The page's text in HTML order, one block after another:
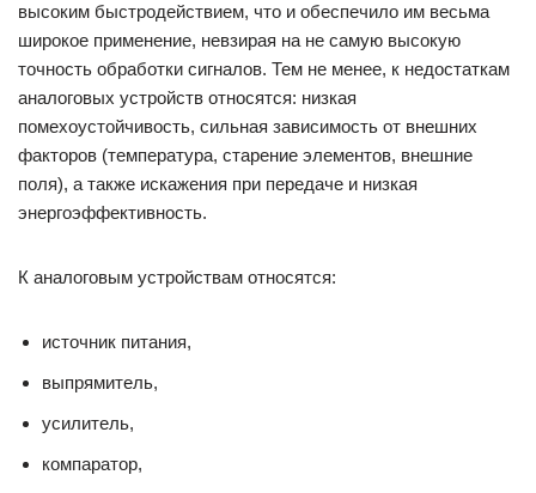
высоким быстродействием, что и обеспечило им весьма
широкое применение, невзирая на не самую высокую
точность обработки сигналов. Тем не менее, к недостаткам
аналоговых устройств относятся: низкая
помехоустойчивость, сильная зависимость от внешних
факторов (температура, старение элементов, внешние
поля), а также искажения при передаче и низкая
энергоэффективность.
К аналоговым устройствам относятся:
источник питания,
выпрямитель,
усилитель,
компаратор,